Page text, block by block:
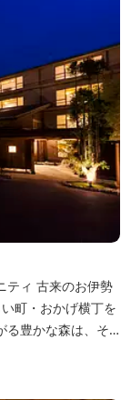
伊勢
町・おかげ横丁を
る豊かな森は、そ
とつながってい
の大浴場と趣の異